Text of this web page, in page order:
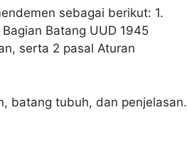
sebagai berikut: 1.
Batang UUD 1945
serta 2 pasal Aturan
batang tubuh, dan penjelasan.